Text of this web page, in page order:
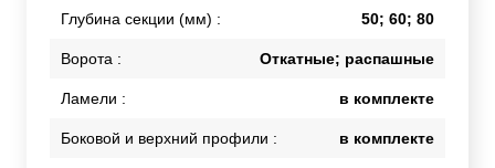
Глубина секции (мм) : 50; 60; 80
Ворота : Откатные; распашные
Ламели : в комплекте
Боковой и верхний профили : в комплекте